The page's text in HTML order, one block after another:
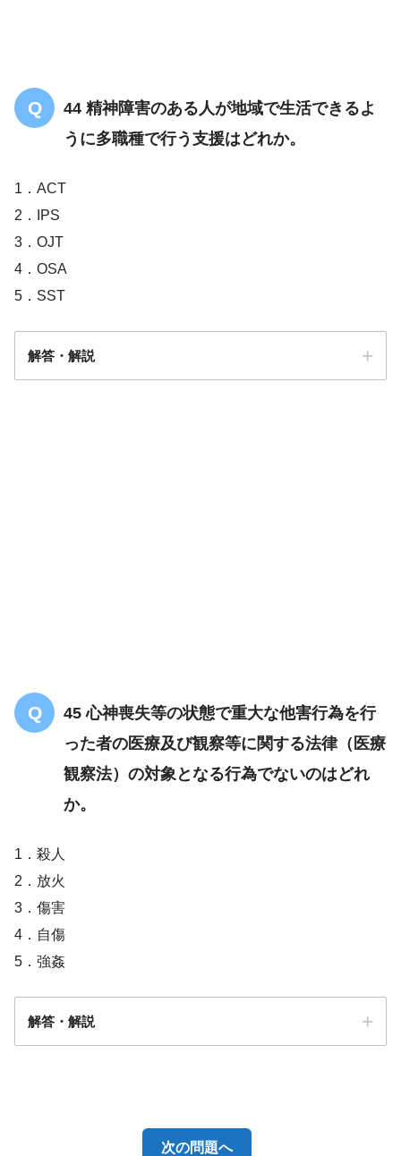
44 精神障害のある人が地域で生活できるよ
うに多職種で行う支援はどれか。
1．ACT
2．IPS
3．OJT
4．OSA
5．SST
解答・解説
45 心神喪失等の状態で重大な他害行為を行
った者の医療及び観察等に関する法律（医療
観察法）の対象となる行為でないのはどれ
か。
1．殺人
2．放火
3．傷害
4．自傷
5．強姦
解答・解説
次の問題へ